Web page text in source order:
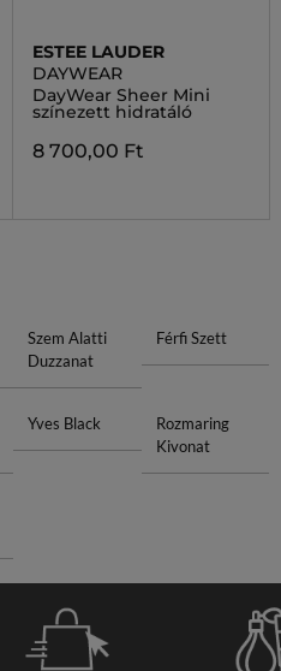
ESTEE LAUDER
DAYWEAR
DayWear Sheer Mini
színezett hidratáló
8 700,00 Ft
Szem Alatti
Duzzanat
Férfi Szett
Yves Black
Rozmaring
Kivonat